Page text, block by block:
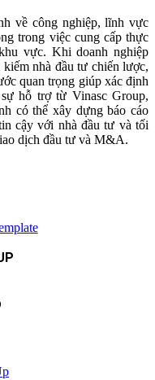
về công nghiệp, lĩnh vực
trong việc cung cấp thực
vực. Khi doanh nghiệp
nhà đầu tư chiến lược,
quan trọng giúp xác định
hỗ trợ từ Vinasc Group,
có thể xây dựng báo cáo
cậy với nhà đầu tư và tối
dịch đầu tư và M&A.